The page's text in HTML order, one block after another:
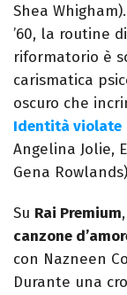
Shea
’60, la routine
riformatorio è
carismatica
oscuro che
Identità violate
Angelina Jolie,
Gena
Su Rai Premium
canzone
con Nazneen
Durante una